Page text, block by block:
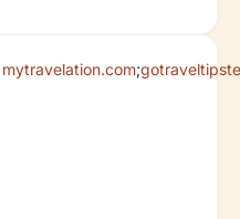
mytravelation.com;